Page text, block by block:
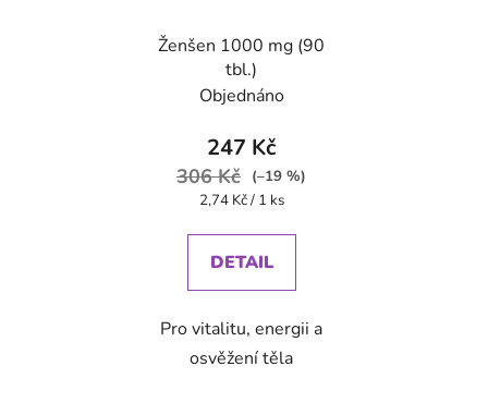
Ženšen 1000 mg (90
tbl.)
Objednáno
247 Kč
306 Kč
(–19 %)
Měrná
2,74 Kč / 1 ks
DETAIL
Pro vitalitu, energii a
osvěžení těla